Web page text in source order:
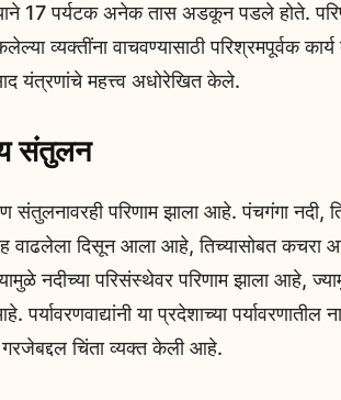
17 पर्यटक अनेक तास अडकून पडले होते.
व्यक्तींना वाचवण्यासाठी परिश्रमपूर्वक
यंत्रणांचे महत्त्व अधोरेखित केले.
संतुलन
संतुलनावरही परिणाम झाला आहे. पंचगंगा नदी,
वाढलेला दिसून आला आहे, तिच्यासोबत कचरा
नदीच्या परिसंस्थेवर परिणाम झाला आहे,
या प्रदेशाच्या
गरजेबद्दल चिंता व्यक्त केली आहे.